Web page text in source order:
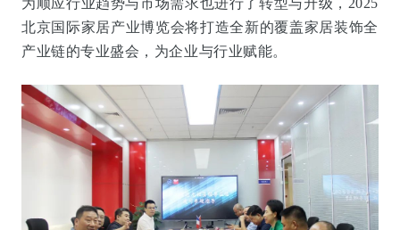
为顺应行业趋势与市场需求也进行了转型与升级，2025
北京国际家居产业博览会将打造全新的覆盖家居装饰全
产业链的专业盛会，为企业与行业赋能。